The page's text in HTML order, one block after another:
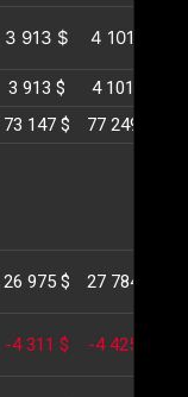
3 913 $ 4 101 $
3 913 $ 4 101 $
73 147 $ 77 249 $
26 975 $ 27 784 $
-4 311 $ -4 425 $